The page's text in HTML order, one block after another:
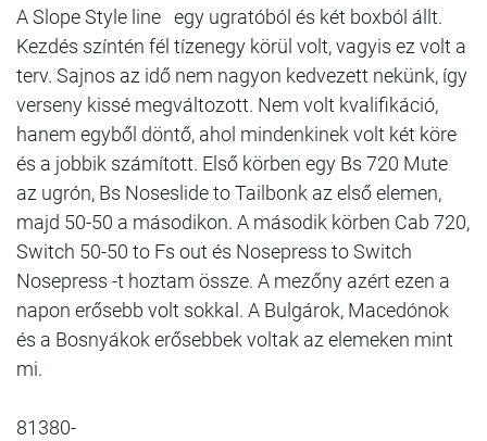
A Slope Style line egy ugratóból és két boxból állt.
Kezdés színtén fél tízenegy körül volt, vagyis ez volt a
terv. Sajnos az idő nem nagyon kedvezett nekünk, így
verseny kissé megváltozott. Nem volt kvalifikáció,
hanem egyből döntő, ahol mindenkinek volt két köre
és a jobbik számított. Első körben egy Bs 720 Mute
az ugrón, Bs Noseslide to Tailbonk az első elemen,
majd 50-50 a másodikon. A második körben Cab 720,
Switch 50-50 to Fs out és Nosepress to Switch
Nosepress -t hoztam össze. A mezőny azért ezen a
napon erősebb volt sokkal. A Bulgárok, Macedónok
és a Bosnyákok erősebbek voltak az elemeken mint
mi.
81380-